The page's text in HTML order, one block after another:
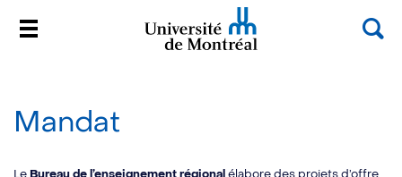
contenu
Mandat
Le Bureau de l’enseignement régionalélabore des projets d’offre